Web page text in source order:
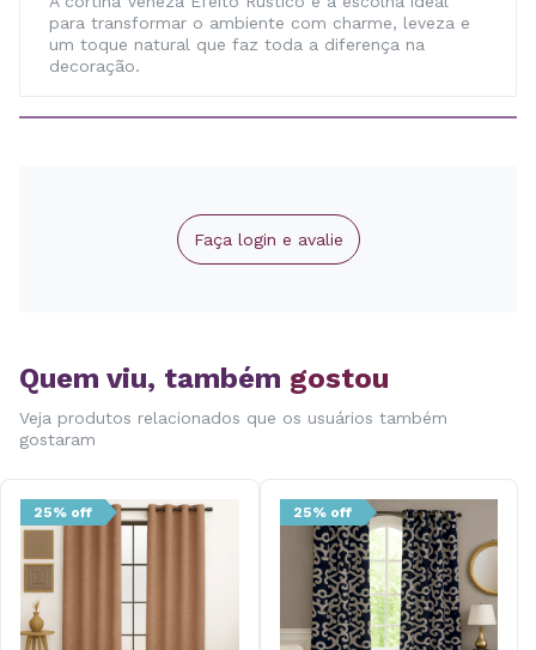
para transformar o ambiente com charme, leveza e
um toque natural que faz toda a diferença na
decoração.
Faça login e avalie
Quem viu, também gostou
Veja produtos relacionados que os usuários também
gostaram
25% off 25% off